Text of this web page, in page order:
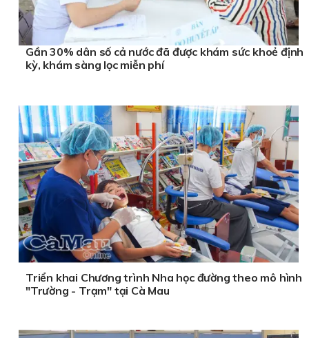
Gần 30% dân số cả nước đã được khám sức khoẻ định
kỳ, khám sàng lọc miễn phí
Triển khai Chương trình Nha học đường theo mô hình
"Trường - Trạm" tại Cà Mau